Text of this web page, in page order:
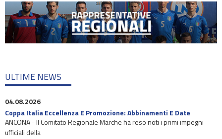
ULTIME NEWS
04.08.2026
Coppa Italia Eccellenza E Promozione: Abbinamenti E Date
ANCONA - Il Comitato Regionale Marche ha reso noti i primi impegni
ufficiali della